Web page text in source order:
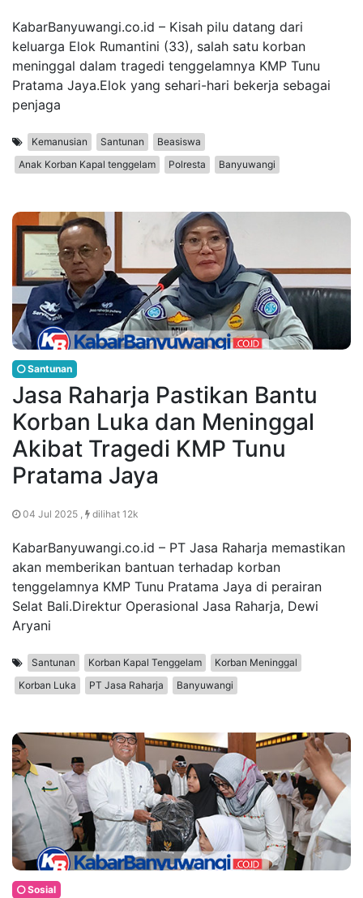
KabarBanyuwangi.co.id – Kisah pilu datang dari
keluarga Elok Rumantini (33), salah satu korban
meninggal dalam tragedi tenggelamnya KMP Tunu
Pratama Jaya.Elok yang sehari-hari bekerja sebagai
penjaga
Kemanusian Santunan
Beasiswa
Anak Korban Kapal tenggelam
Polresta Banyuwangi
Santunan
Jasa Raharja Pastikan Bantu
Korban Luka dan Meninggal
Akibat Tragedi KMP Tunu
Pratama Jaya
04 Jul 2025 , dilihat 12k
KabarBanyuwangi.co.id – PT Jasa Raharja memastikan
akan memberikan bantuan terhadap korban
tenggelamnya KMP Tunu Pratama Jaya di perairan
Selat Bali.Direktur Operasional Jasa Raharja, Dewi
Aryani
Santunan Korban Kapal Tenggelam
Korban Meninggal
Korban Luka
PT Jasa Raharja Banyuwangi
Sosial